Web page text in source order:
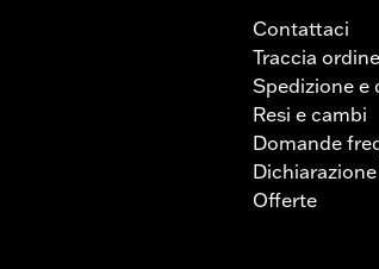
Contattaci
Traccia ordine
Spedizione e
Resi e cambi
Domande
Offerte